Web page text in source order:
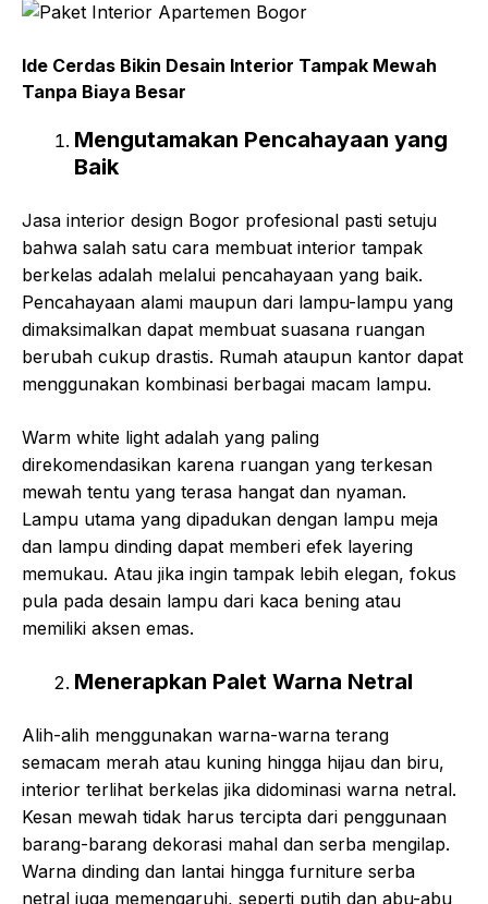
Ide Cerdas Bikin Desain Interior Tampak Mewah
Tanpa Biaya Besar
Mengutamakan Pencahayaan yang
Baik
Jasa interior design Bogor profesional pasti setuju
bahwa salah satu cara membuat interior tampak
berkelas adalah melalui pencahayaan yang baik.
Pencahayaan alami maupun dari lampu-lampu yang
dimaksimalkan dapat membuat suasana ruangan
berubah cukup drastis. Rumah ataupun kantor dapat
menggunakan kombinasi berbagai macam lampu.
Warm white light adalah yang paling
direkomendasikan karena ruangan yang terkesan
mewah tentu yang terasa hangat dan nyaman.
Lampu utama yang dipadukan dengan lampu meja
dan lampu dinding dapat memberi efek layering
memukau. Atau jika ingin tampak lebih elegan, fokus
pula pada desain lampu dari kaca bening atau
memiliki aksen emas.
Menerapkan Palet Warna Netral
Alih-alih menggunakan warna-warna terang
semacam merah atau kuning hingga hijau dan biru,
interior terlihat berkelas jika didominasi warna netral.
Kesan mewah tidak harus tercipta dari penggunaan
barang-barang dekorasi mahal dan serba mengilap.
Warna dinding dan lantai hingga furniture serba
netral juga memengaruhi, seperti putih dan abu-abu